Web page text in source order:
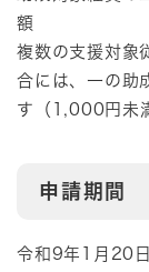
額
複数の支援対象
合には、一の助
す（1,000円未
申請期間
令和9年1月20